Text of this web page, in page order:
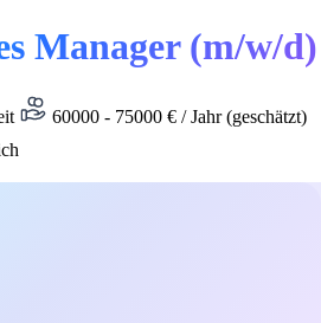
Manager (m/w/d)
60000 - 75000 € / Jahr (geschätzt)